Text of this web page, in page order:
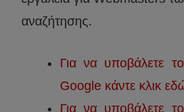
αναζήτησης.
Για να υποβάλετε
Google κάντε κλικ
Για να υποβάλετε